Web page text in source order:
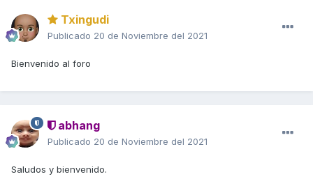
Txingudi
Publicado 20 de Noviembre del 2021
Bienvenido al foro
abhang
Publicado 20 de Noviembre del 2021
Saludos y bienvenido.